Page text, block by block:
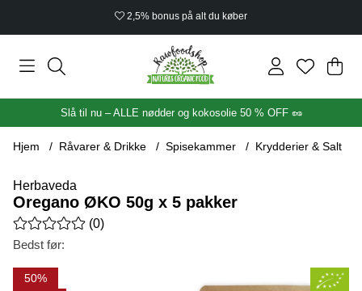
2,5% bonus på alt du køber
.
Slå til nu – ALLE nødder og kokosolie 50 % OFF 🥜
Hjem Råvarer & Drikke Spisekammer Krydderier & Salt
Herbaveda
Oregano ØKO 50g x 5 pakker
Gennemsnitlig vurdering 0 ud af 5 Antal vurderinger 0
(0)
Bedst før:
50
Produktbilleder Oregano ØKO 50g x 5 pakker